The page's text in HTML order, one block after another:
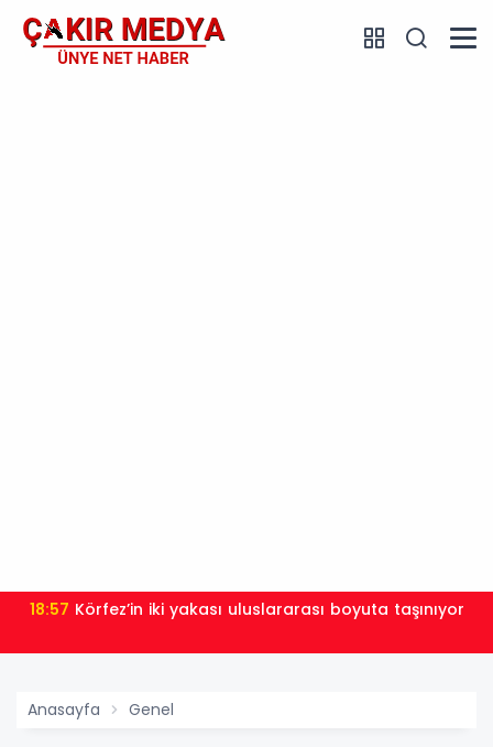
18:57 Körfez’in iki yakası uluslararası boyuta taşınıyor
Anasayfa Genel